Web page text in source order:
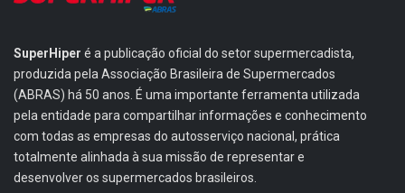
SuperHiper é a publicação oficial do setor supermercadista,
produzida pela Associação Brasileira de Supermercados
(ABRAS) há 50 anos. É uma importante ferramenta utilizada
pela entidade para compartilhar informações e conhecimento
com todas as empresas do autosserviço nacional, prática
totalmente alinhada à sua missão de representar e
desenvolver os supermercados brasileiros.